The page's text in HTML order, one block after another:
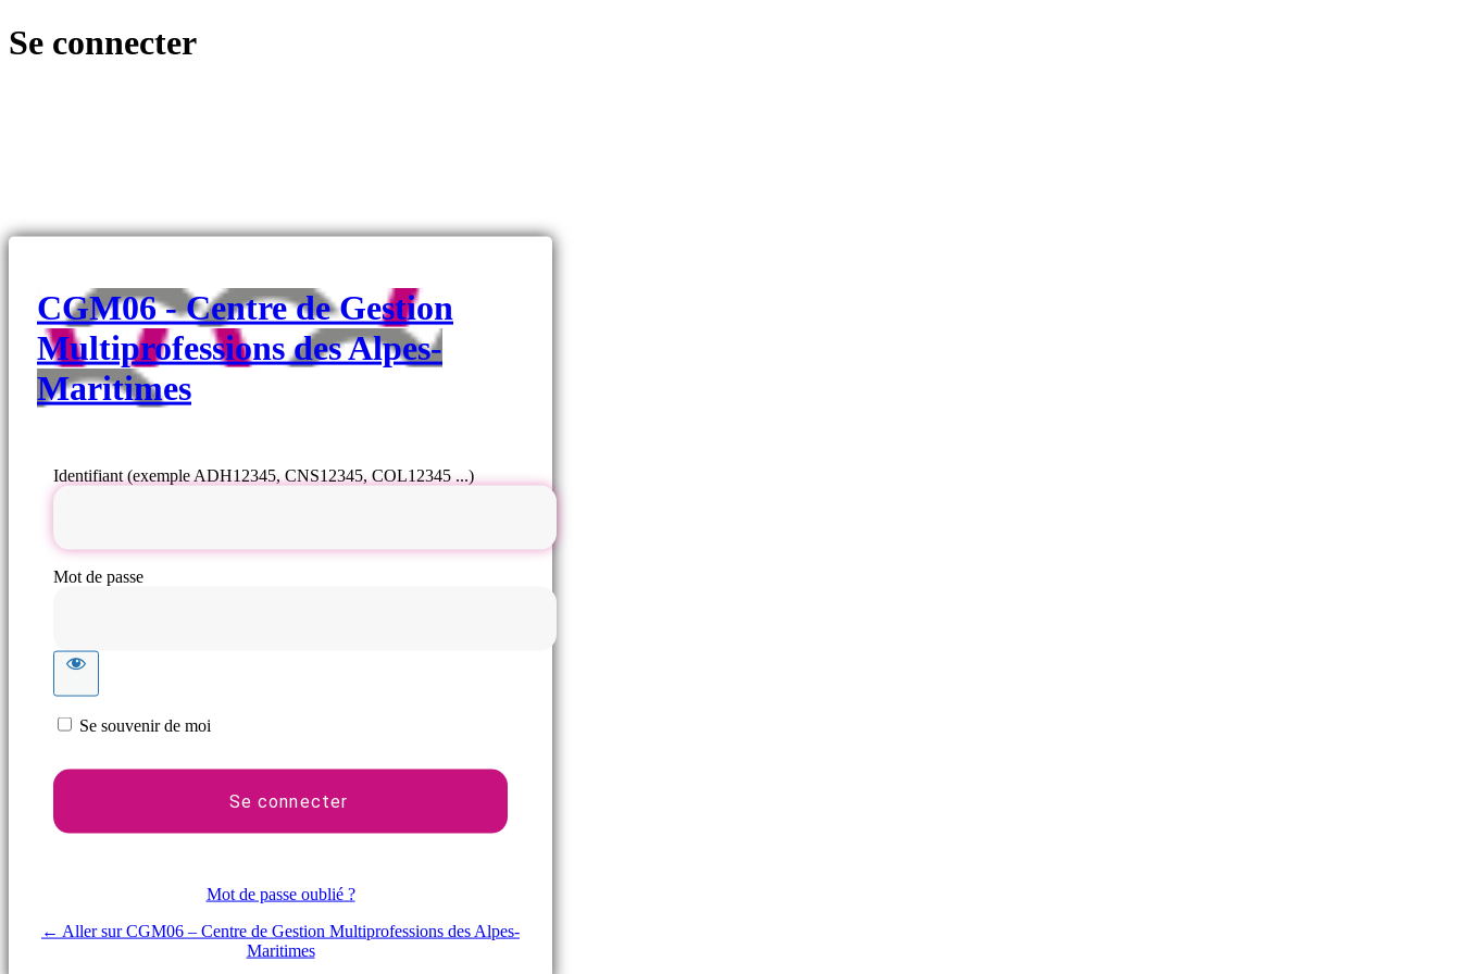
Se connecter
CGM06 - Centre de Gestion
Multiprofessions des Alpes-
Maritimes
Identifiant (exemple ADH12345, CNS12345, COL12345 ...)
Mot de passe
Se souvenir de moi
Mot de passe oublié ?
← Aller sur CGM06 – Centre de Gestion Multiprofessions des Alpes-
Maritimes